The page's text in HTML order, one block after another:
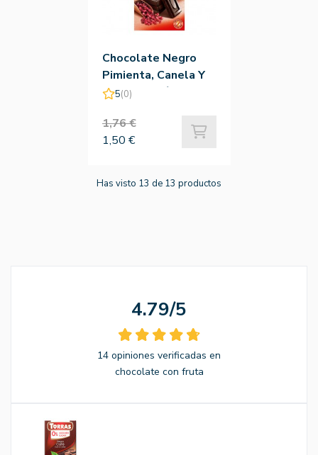
Chocolate Negro
Pimienta, Canela Y
Chili Sin Azúcar 75g
5(0)
1,76 €
1,50 €
Has visto 13 de 13 productos
4.79/5
14 opiniones verificadas en
chocolate con fruta